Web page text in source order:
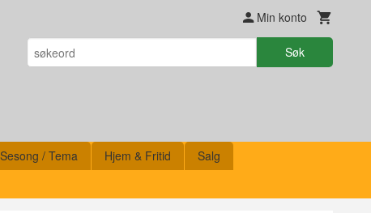
Min konto
Søk
Sesong / Tema Hjem & Fritid Salg